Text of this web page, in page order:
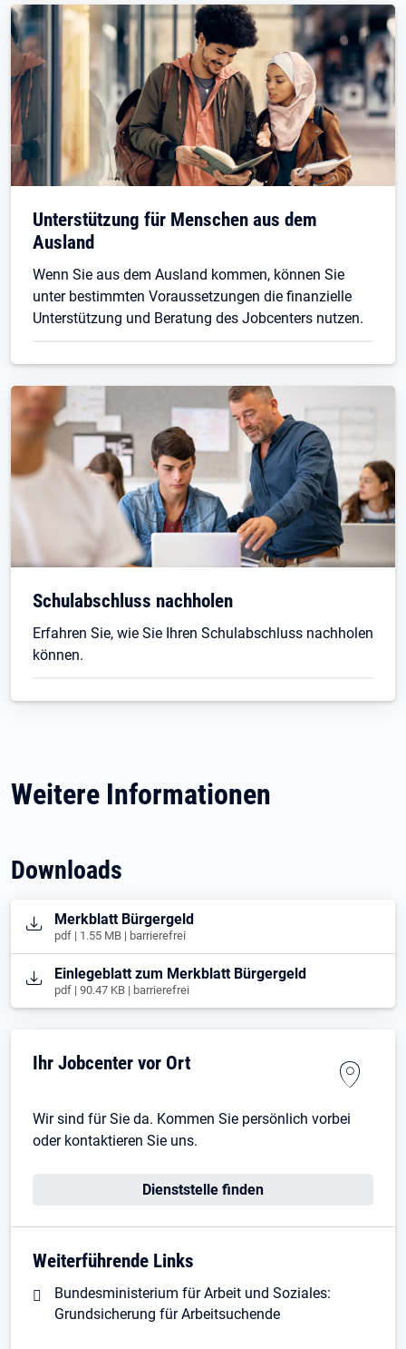
Unterstützung für Menschen aus dem
Ausland
Wenn Sie aus dem Ausland kommen, können Sie
unter bestimmten Voraussetzungen die finanzielle
Unterstützung und Beratung des Jobcenters nutzen.
Schulabschluss nachholen
Erfahren Sie, wie Sie Ihren Schulabschluss nachholen
können.
Weitere Informationen
Downloads
Öffnet in neuem Tab
Merkblatt Bürgergeld
pdf | 1.55 MB | barrierefrei
Öffnet in neuem Tab
Einlegeblatt zum Merkblatt Bürgergeld
pdf | 90.47 KB | barrierefrei
Ihr Jobcenter vor Ort
Wir sind für Sie da. Kommen Sie persönlich vorbei
oder kontaktieren Sie uns.
Dienststelle finden
Weiterführende Links
Bundesministerium für Arbeit und Soziales:
Grundsicherung für Arbeitsuchende